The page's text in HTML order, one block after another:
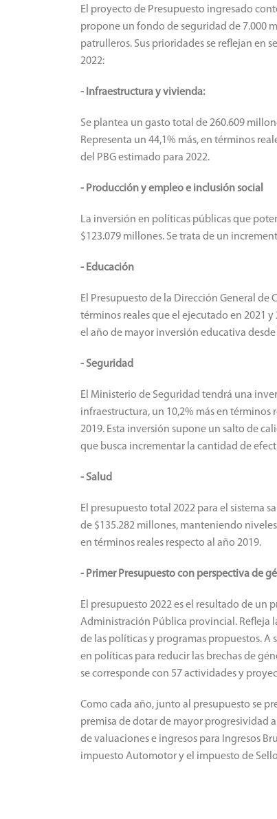
El proyecto de Presupuesto ingresado
propone un fondo de seguridad de 7.000
patrulleros. Sus prioridades se reflejan en
2022:
- Infraestructura y vivienda:
Se plantea un gasto total de 260.609
Representa un 44,1% más, en términos
del PBG estimado para 2022.
- Producción y empleo e inclusión social
La inversión en políticas públicas que
$123.079 millones. Se trata de un
- Educación
El Presupuesto de la Dirección General de
términos reales que el ejecutado en 2021
el año de mayor inversión educativa desde
- Seguridad
El Ministerio de Seguridad tendrá una
infraestructura, un 10,2% más en términos
2019. Esta inversión supone un salto de
que busca incrementar la cantidad de
- Salud
El presupuesto total 2022 para el sistema
de $135.282 millones, manteniendo
en términos reales respecto al año 2019.
- Primer Presupuesto con perspectiva de
El presupuesto 2022 es el resultado de
Administración Pública provincial. Refleja
de las políticas y programas propuestos. A
en políticas para reducir las brechas de
se corresponde con 57 actividades y
Como cada año, junto al presupuesto se
premisa de dotar de mayor progresividad
de valuaciones e ingresos para Ingresos
impuesto Automotor y el impuesto de